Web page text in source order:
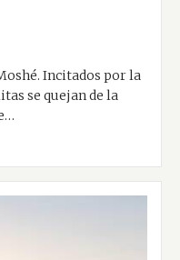
Incitados por la
se quejan de la